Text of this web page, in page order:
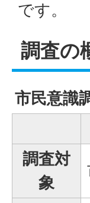
です。
調査の
市民意識
調査対
象